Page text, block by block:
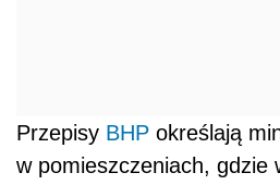
Przepisy BHP określają
w pomieszczeniach, gdzie